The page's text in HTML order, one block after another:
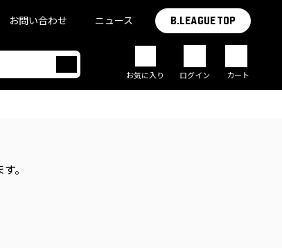
お問い合わせ ニュース B.LEAGUE TOP
お気に入り ログイン カート
。